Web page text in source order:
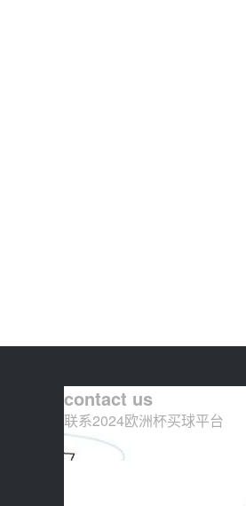
contact us
联系2024欧洲杯买球平台